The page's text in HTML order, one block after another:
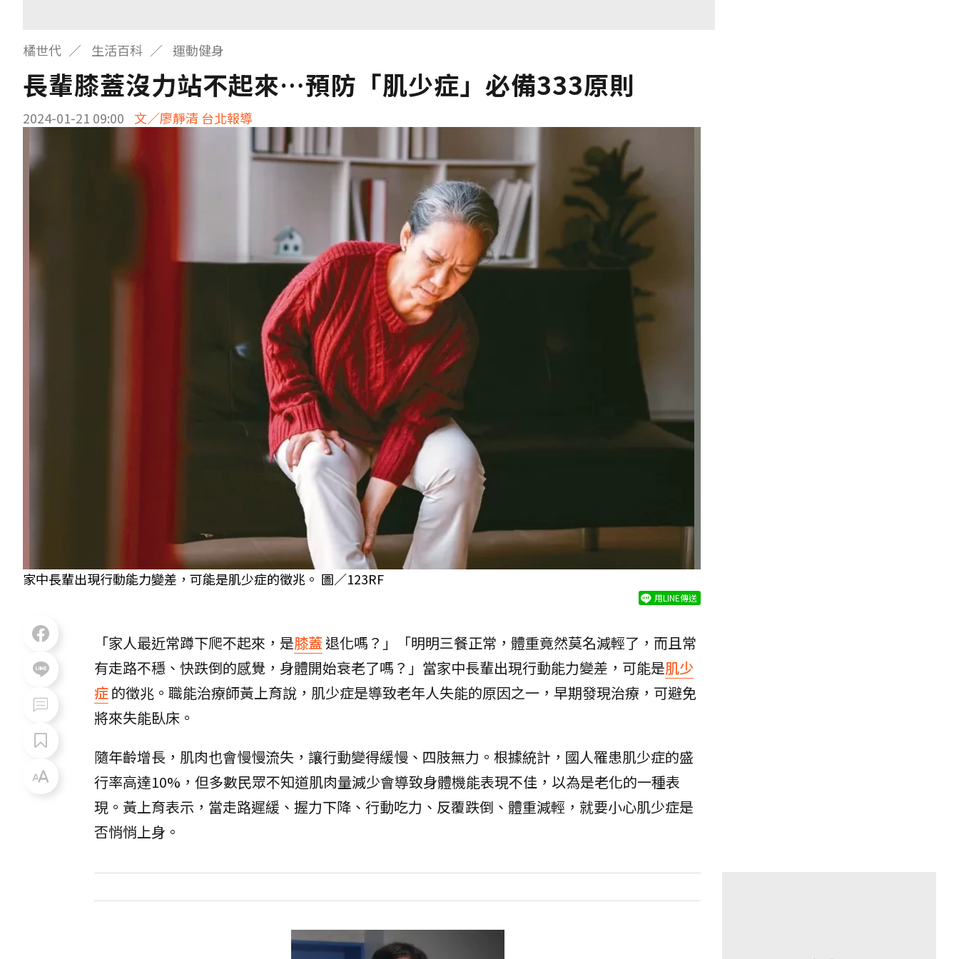
橘世代 生活百科 運動健身
長輩膝蓋沒力站不起來…預防「肌少症」必備333原則
2024-01-21 09:00 文／廖靜清 台北報導
家中長輩出現行動能力變差，可能是肌少症的徵兆。 圖／123RF
用LINE傳送
「家人最近常蹲下爬不起來，是膝蓋退化嗎？」「明明三餐正常，體重竟然莫名減輕了，而且常
有走路不穩、快跌倒的感覺，身體開始衰老了嗎？」當家中長輩出現行動能力變差，可能是肌少
症的徵兆。職能治療師黃上育說，肌少症是導致老年人失能的原因之一，早期發現治療，可避免
將來失能臥床。
隨年齡增長，肌肉也會慢慢流失，讓行動變得緩慢、四肢無力。根據統計，國人罹患肌少症的盛
行率高達10%，但多數民眾不知道肌肉量減少會導致身體機能表現不佳，以為是老化的一種表
現。黃上育表示，當走路遲緩、握力下降、行動吃力、反覆跌倒、體重減輕，就要小心肌少症是
否悄悄上身。